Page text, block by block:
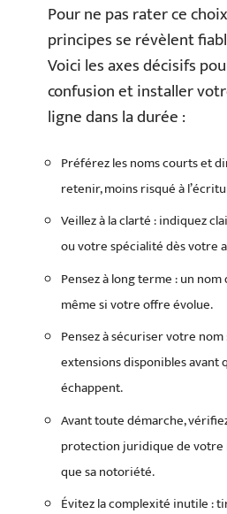
Pour ne pas rater ce
principes se révèlent
Voici les axes décisifs
confusion et installer
ligne dans la durée :
Préférez les noms courts et
retenir, moins risqué à
Veillez à la clarté : indiquez
ou votre spécialité dès votre
Pensez à long terme : un
même si votre offre évolue.
Pensez à sécuriser votre
extensions disponibles avant
échappent.
Avant toute démarche,
protection juridique de votre
que sa notoriété.
Évitez la complexité inutile :